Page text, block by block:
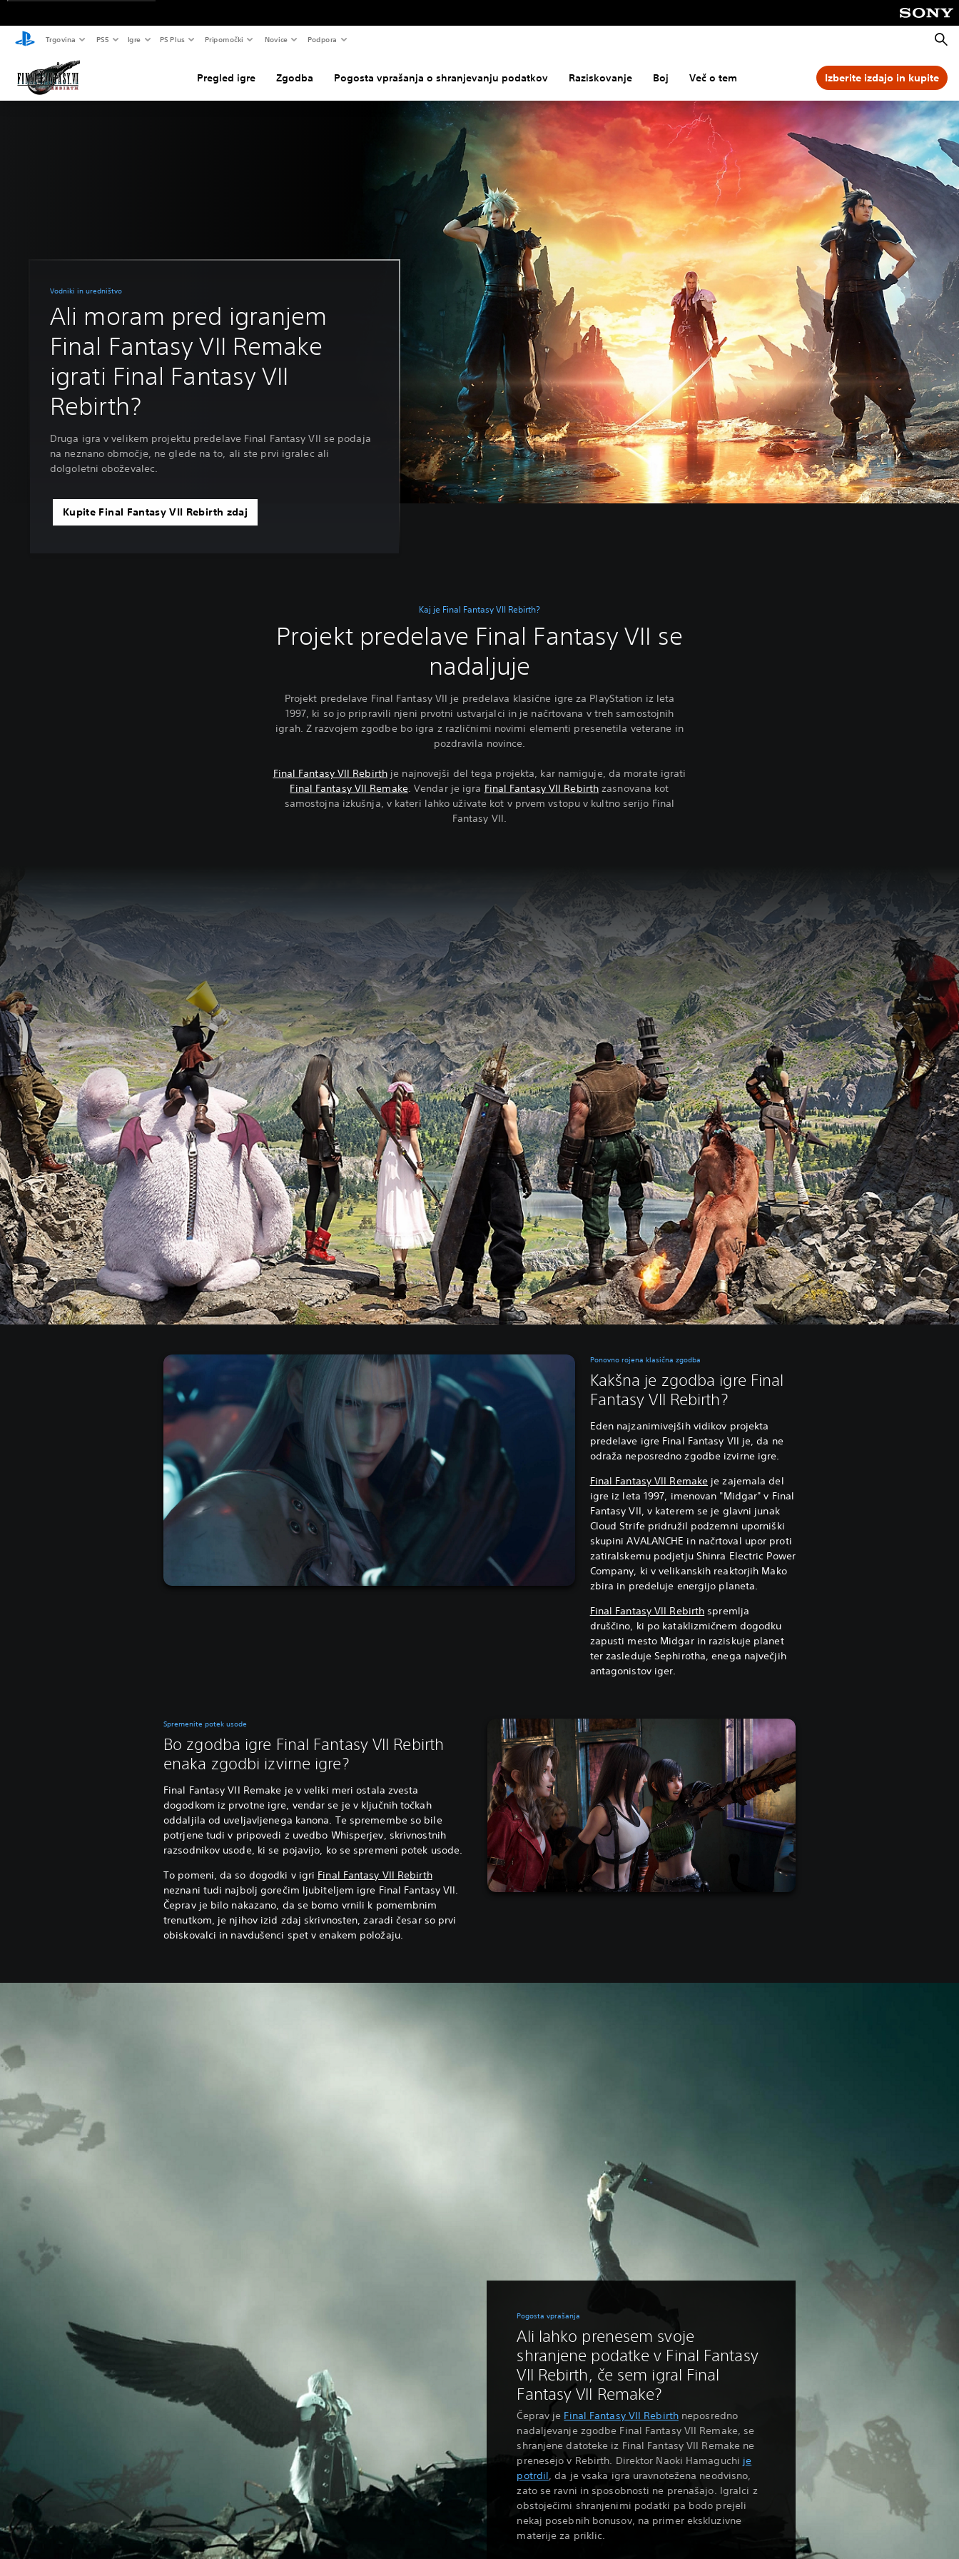
Trgovina PS5 Igre PS Plus Pripomočki Novice Podpora
Išči
Pregled igre Zgodba Pogosta vprašanja o shranjevanju podatkov Raziskovanje Boj Več o tem Izberite izdajo in kupite
Vodniki in uredništvo
Ali moram pred igranjem
Final Fantasy VII Remake
igrati Final Fantasy VII
Rebirth?
Druga igra v velikem projektu predelave Final Fantasy VII se podaja
na neznano območje, ne glede na to, ali ste prvi igralec ali
dolgoletni oboževalec.
Kupite Final Fantasy VII Rebirth zdaj
Kaj je Final Fantasy VII Rebirth?
Projekt predelave Final Fantasy VII se
nadaljuje
Projekt predelave Final Fantasy VII je predelava klasične igre za PlayStation iz leta
1997, ki so jo pripravili njeni prvotni ustvarjalci in je načrtovana v treh samostojnih
igrah. Z razvojem zgodbe bo igra z različnimi novimi elementi presenetila veterane in
pozdravila novince.
Final Fantasy VII Rebirth je najnovejši del tega projekta, kar namiguje, da morate igrati
Final Fantasy VII Remake. Vendar je igra Final Fantasy VII Rebirth zasnovana kot
samostojna izkušnja, v kateri lahko uživate kot v prvem vstopu v kultno serijo Final
Fantasy VII.
Ponovno rojena klasična zgodba
Kakšna je zgodba igre Final
Fantasy VII Rebirth?
Eden najzanimivejših vidikov projekta
predelave igre Final Fantasy VII je, da ne
odraža neposredno zgodbe izvirne igre.
Final Fantasy VII Remake je zajemala del
igre iz leta 1997, imenovan "Midgar" v Final
Fantasy VII, v katerem se je glavni junak
Cloud Strife pridružil podzemni uporniški
skupini AVALANCHE in načrtoval upor proti
zatiralskemu podjetju Shinra Electric Power
Company, ki v velikanskih reaktorjih Mako
zbira in predeluje energijo planeta.
Final Fantasy VII Rebirth spremlja
druščino, ki po kataklizmičnem dogodku
zapusti mesto Midgar in raziskuje planet
ter zasleduje Sephirotha, enega največjih
antagonistov iger.
Spremenite potek usode
Bo zgodba igre Final Fantasy VII Rebirth
enaka zgodbi izvirne igre?
Final Fantasy VII Remake je v veliki meri ostala zvesta
dogodkom iz prvotne igre, vendar se je v ključnih točkah
oddaljila od uveljavljenega kanona. Te spremembe so bile
potrjene tudi v pripovedi z uvedbo Whisperjev, skrivnostnih
razsodnikov usode, ki se pojavijo, ko se spremeni potek usode.
To pomeni, da so dogodki v igri Final Fantasy VII Rebirth
neznani tudi najbolj gorečim ljubiteljem igre Final Fantasy VII.
Čeprav je bilo nakazano, da se bomo vrnili k pomembnim
trenutkom, je njihov izid zdaj skrivnosten, zaradi česar so prvi
obiskovalci in navdušenci spet v enakem položaju.
Pogosta vprašanja
Ali lahko prenesem svoje
shranjene podatke v Final Fantasy
VII Rebirth, če sem igral Final
Fantasy VII Remake?
Čeprav je Final Fantasy VII Rebirthneposredno
nadaljevanje zgodbe Final Fantasy VII Remake, se
shranjene datoteke iz Final Fantasy VII Remake ne
prenesejo v Rebirth. Direktor Naoki Hamaguchi je
potrdil, da je vsaka igra uravnotežena neodvisno,
zato se ravni in sposobnosti ne prenašajo. Igralci z
obstoječimi shranjenimi podatki pa bodo prejeli
nekaj posebnih bonusov, na primer ekskluzivne
materije za priklic.